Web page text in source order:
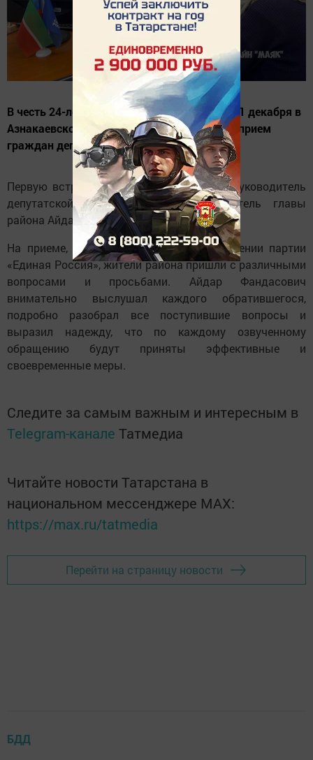
В честь 24-летия партии «Единая Россия» с 1 декабря в
Азнакаевском местном отделении начался прием
граждан депутатами и руководителями.
Первую встречу с избирателями провел руководитель
депутатской фракции партии, заместитель главы
района Айдар Халиуллин.
На приеме, прошедшем в местном отделении партии
«Единая Россия», жители района пришли с различными
вопросами и просьбами. Айдар Фандасович
внимательно выслушал каждого обратившегося,
подробно разобрал все поступившие вопросы и
выразил надежду, что по каждому озвученному
обращению будут приняты эффективные и
своевременные меры.
Следите за самым важным и интересным в
Telegram-канале Татмедиа
Читайте новости Татарстана в
национальном мессенджере MАХ:
https://max.ru/tatmedia
Перейти на страницу новости
БДД